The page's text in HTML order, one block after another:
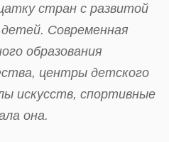
стран с развитой
Современная
образования
центры детского
искусств, спортивные
она.